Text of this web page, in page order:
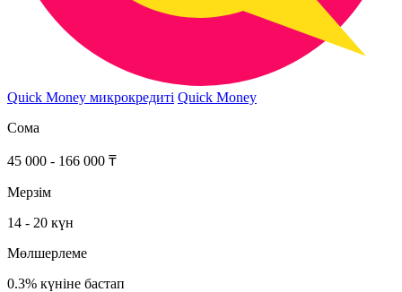
Quick Money микрокредиті Quick Money
Сома
45 000 - 166 000 ₸
Мерзім
14 - 20 күн
Мөлшерлеме
0.3% күніне бастап